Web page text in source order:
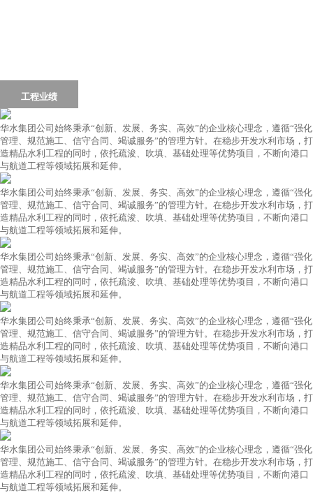
工程业绩
华水集团公司始终秉承“创新、发展、务实、高效”的企业核心理念，遵循“强化
管理、规范施工、信守合同、竭诚服务”的管理方针。在稳步开发水利市场，打
造精品水利工程的同时，依托疏浚、吹填、基础处理等优势项目，不断向港口
与航道工程等领域拓展和延伸。
华水集团公司始终秉承“创新、发展、务实、高效”的企业核心理念，遵循“强化
管理、规范施工、信守合同、竭诚服务”的管理方针。在稳步开发水利市场，打
造精品水利工程的同时，依托疏浚、吹填、基础处理等优势项目，不断向港口
与航道工程等领域拓展和延伸。
华水集团公司始终秉承“创新、发展、务实、高效”的企业核心理念，遵循“强化
管理、规范施工、信守合同、竭诚服务”的管理方针。在稳步开发水利市场，打
造精品水利工程的同时，依托疏浚、吹填、基础处理等优势项目，不断向港口
与航道工程等领域拓展和延伸。
华水集团公司始终秉承“创新、发展、务实、高效”的企业核心理念，遵循“强化
管理、规范施工、信守合同、竭诚服务”的管理方针。在稳步开发水利市场，打
造精品水利工程的同时，依托疏浚、吹填、基础处理等优势项目，不断向港口
与航道工程等领域拓展和延伸。
华水集团公司始终秉承“创新、发展、务实、高效”的企业核心理念，遵循“强化
管理、规范施工、信守合同、竭诚服务”的管理方针。在稳步开发水利市场，打
造精品水利工程的同时，依托疏浚、吹填、基础处理等优势项目，不断向港口
与航道工程等领域拓展和延伸。
华水集团公司始终秉承“创新、发展、务实、高效”的企业核心理念，遵循“强化
管理、规范施工、信守合同、竭诚服务”的管理方针。在稳步开发水利市场，打
造精品水利工程的同时，依托疏浚、吹填、基础处理等优势项目，不断向港口
与航道工程等领域拓展和延伸。